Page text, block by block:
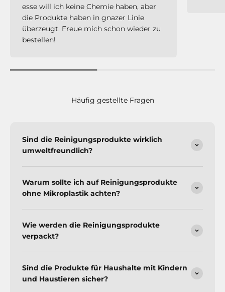
esse will ich keine Chemie haben, aber
die Produkte haben in gnazer Linie
überzeugt. Freue mich schon wieder zu
bestellen!
Häufig gestellte Fragen
Sind die Reinigungsprodukte wirklich
umweltfreundlich?
Warum sollte ich auf Reinigungsprodukte
ohne Mikroplastik achten?
Wie werden die Reinigungsprodukte
verpackt?
Sind die Produkte für Haushalte mit Kindern
und Haustieren sicher?